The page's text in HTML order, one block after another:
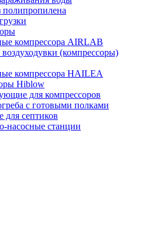
полипропилена
компрессора AIRLAB
(компрессоры)
компрессора HAILEA
Hiblow
для компрессоров
с готовыми полками
септиков
насосные станции